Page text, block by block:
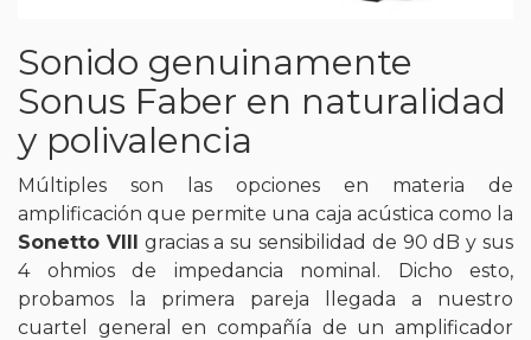
Sonido genuinamente
Sonus Faber en naturalidad
y polivalencia
Múltiples son las opciones en materia de
amplificación que permite una caja acústica como la
Sonetto VIII gracias a su sensibilidad de 90 dB y sus
4 ohmios de impedancia nominal. Dicho esto,
probamos la primera pareja llegada a nuestro
cuartel general en compañía de un amplificador